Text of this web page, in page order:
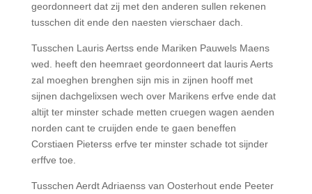
geordonneert dat zij met den anderen sullen rekenen
tusschen dit ende den naesten vierschaer dach.
Tusschen Lauris Aertss ende Mariken Pauwels Maens
wed. heeft den heemraet geordonneert dat lauris Aerts
zal moeghen brenghen sijn mis in zijnen hooff met
sijnen dachgelixsen wech over Marikens erfve ende dat
altijt ter minster schade metten cruegen wagen aenden
norden cant te cruijden ende te gaen beneffen
Corstiaen Pieterss erfve ter minster schade tot sijnder
erffve toe.
Tusschen Aerdt Adriaenss van Oosterhout ende Peeter